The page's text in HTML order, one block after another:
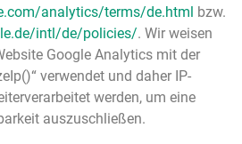
analytics/terms/de.html bzw.
intl/de/policies/. Wir weisen
Google Analytics mit der
verwendet und daher IP-
werden, um eine
auszuschließen.